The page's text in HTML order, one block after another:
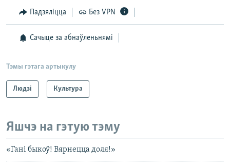
Падзяліцца Без VPN
Сачыце за абнаўленьнямі
Тэмы гэтага артыкулу
Людзі Культура
Яшчэ на гэтую тэму
«Гані быкоў! Вярнецца доля!»